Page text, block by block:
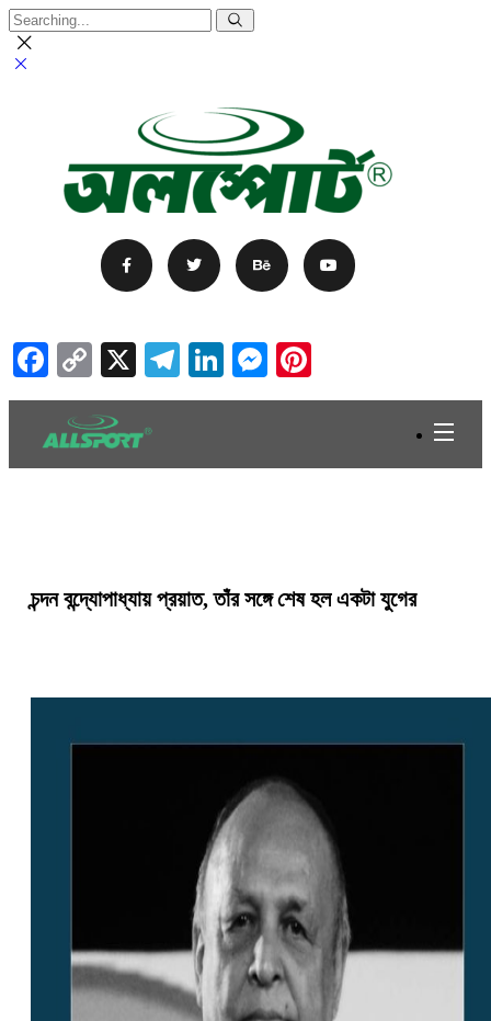
Facebook
Copy
Link
X Telegram
LinkedIn
Messenger
চন্দন বন্দ্যোপাধ্যায় প্রয়াত, তাঁর সঙ্গে শেষ হল একটা যুগের